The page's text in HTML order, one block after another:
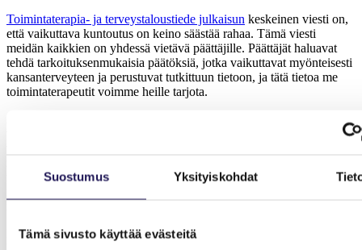
Suostumus Yksityiskohdat
Tämä sivusto käyttää evästeitä
Toimintaterapia- ja terveystaloustiede julkaisun keskeinen viesti on,
että vaikuttava kuntoutus on keino säästää rahaa. Tämä viesti
meidän kaikkien on yhdessä vietävä päättäjille. Päättäjät haluavat
tehdä tarkoituksenmukaisia päätöksiä, jotka vaikuttavat myönteisesti
kansanterveyteen ja perustuvat tutkittuun tietoon, ja tätä tietoa me
toimintaterapeutit voimme heille tarjota.
vaikuttavuuden asiantuntija olet usein sinä ja kollegasi. Päättäjät siis
mahdollistajana ja jakaa niukat, yhteiset resurssit parhaalla
Kannustamme sinua, kollega: ole rohkea, ota yhteyttä päättäjiin!